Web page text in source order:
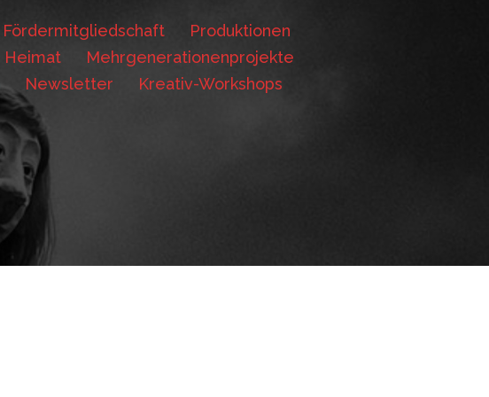
Fördermitgliedschaft
Produktionen
Heimat
Mehrgenerationenprojekte
Newsletter
Kreativ-Workshops